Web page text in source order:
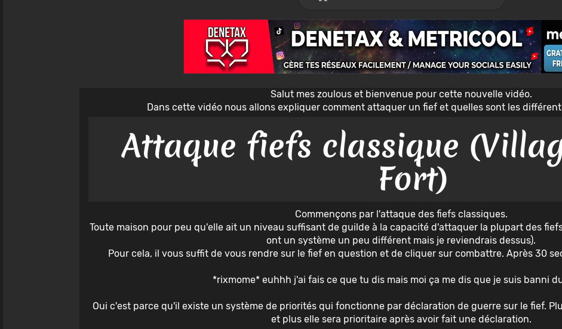
Salut mes zoulous et bienvenue pour cette nouvelle vidéo.
Dans cette vidéo nous allons expliquer comment attaquer un fief et quelles sont les
Attaque fiefs classique
Fort)
Commençons par l'attaque des fiefs classiques.
Toute maison pour peu qu'elle ait un niveau suffisant de guilde à la capacité d'attaquer la plupart des
ont un système un peu différent mais je reviendrais dessus).
Pour cela, il vous suffit de vous rendre sur le fief en question et de cliquer sur combattre. Après 30
*rixmome* euhhh j'ai fais ce que tu dis mais moi ça me dis que je suis banni
Oui c'est parce qu'il existe un système de priorités qui fonctionne par déclaration de guerre sur le fief.
et plus elle sera prioritaire après avoir fait une déclaration.